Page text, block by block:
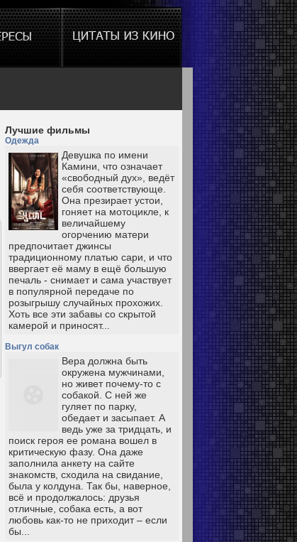
Лучшие фильмы
Одежда
Девушка по имени
Камини, что означает
«свободный дух», ведёт
себя соответствующе.
Она презирает устои,
гоняет на мотоцикле, к
величайшему
огорчению матери
предпочитает джинсы
традиционному платью сари, и что
ввергает её маму в ещё большую
печаль - снимает и сама участвует
в популярной передаче по
розыгрышу случайных прохожих.
Хоть все эти забавы со скрытой
камерой и приносят...
Выгул собак
Вера должна быть
окружена мужчинами,
но живет почему-то с
собакой. С ней же
гуляет по парку,
обедает и засыпает. А
ведь уже за тридцать, и
поиск героя ее романа вошел в
критическую фазу. Она даже
заполнила анкету на сайте
знакомств, сходила на свидание,
была у колдуна. Так бы, наверное,
всё и продолжалось: друзья
отличные, собака есть, а вот
любовь как-то не приходит – если
бы...